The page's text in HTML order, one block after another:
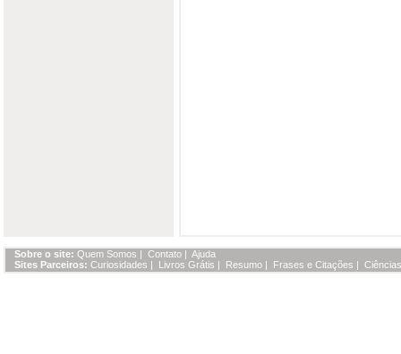
Sobre o site: Quem Somos | Contato | Ajuda
Sites Parceiros: Curiosidades | Livros Grátis | Resumo | Frases e Citações |